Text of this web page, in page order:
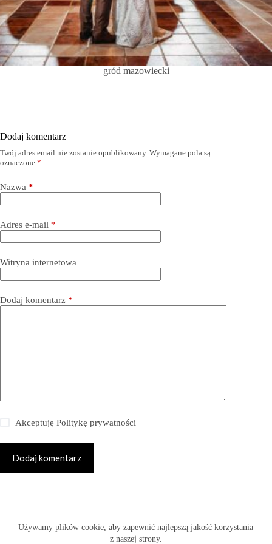
Używamy plików cookie, aby zapewnić najlepszą jakość korzystania
z naszej strony.
gród mazowiecki
Dodaj komentarz
Twój adres email nie zostanie opublikowany. Wymagane pola są
oznaczone *
Nazwa *
Adres e-mail *
Witryna internetowa
Dodaj komentarz *
AkceptujęPolitykę prywatności
Dodaj komentarz
www.fabryka-slubow.com.pl